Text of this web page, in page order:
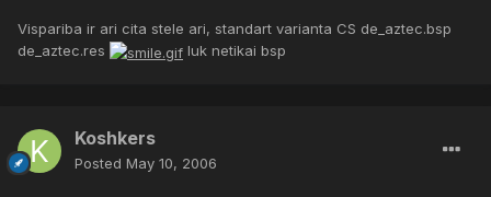
Vispariba ir ari cita stele ari, standart varianta CS de_aztec.bsp
de_aztec.res
luk netikai bsp
Koshkers
Posted May 10, 2006